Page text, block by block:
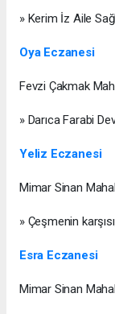
» Kerim İz Aile
Oya Eczanesi
Fevzi Çakmak
» Darıca Farabi
Yeliz Eczanesi
Mimar Sinan
» Çeşmenin
Esra Eczanesi
Mimar Sinan